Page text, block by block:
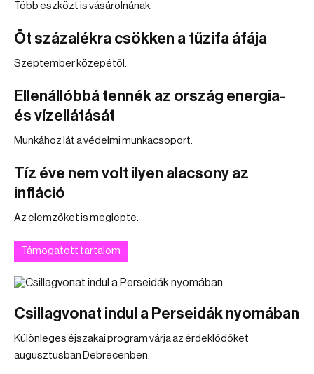
Több eszközt is vásárolnának.
Öt százalékra csökken a tűzifa áfája
Szeptember közepétől.
Ellenállóbbá tennék az ország energia-
és vízellátását
Munkához lát a védelmi munkacsoport.
Tíz éve nem volt ilyen alacsony az
infláció
Az elemzőket is meglepte.
Támogatott tartalom
Csillagvonat indul a Perseidák nyomában
Különleges éjszakai program várja az érdeklődőket
augusztusban Debrecenben.